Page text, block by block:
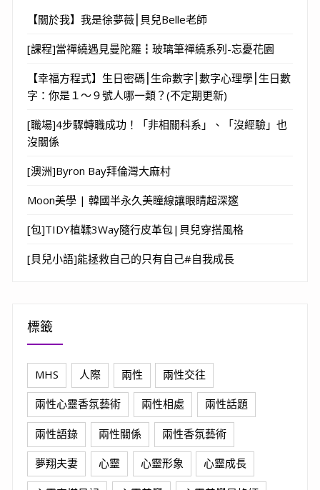
【關於我】我是徐夢薇⎮貝兒Belle老師
[課程]當禪繞遇見曼陀羅┇玻璃筆禪繞系列-忘憂花園
【幸福方程式】生日密碼⎮生命數字⎮數字心理學⎮生日數
字：你是１～９號人哪一類？(不定期更新)
[職場]4步驟轉職成功！「非相關科系」、「沒經驗」也
沒關係
[澳洲]Byron Bay拜倫灣大麻村
Moon美學 | 韓國半永久美瞳線讓眼睛超深邃
[包]TIDY植鞣3Way隨行皮革包|貝兒穿搭風格
[貝兒小語]能拯救自己的只有自己#自我成長
標籤
MHS 人際 兩性 兩性交往
兩性心靈香氛藝術 兩性相處 兩性話題
兩性語錄 兩性關係 兩性香氛藝術
夢翔夫妻 心靈 心靈形象 心靈成長